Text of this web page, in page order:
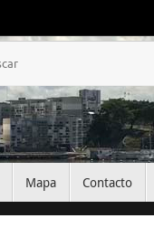
Mapa Contacto